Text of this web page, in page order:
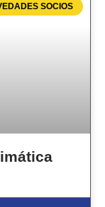
SOCIOS